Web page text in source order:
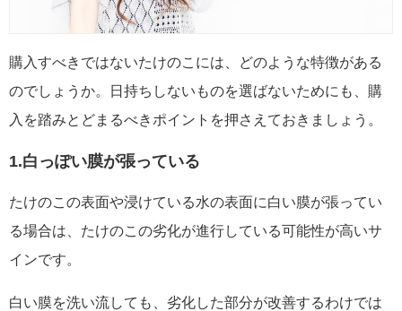
購入すべきではないたけのこには、どのような特徴がある
のでしょうか。日持ちしないものを選ばないためにも、購
入を踏みとどまるべきポイントを押さえておきましょう。
1.白っぽい膜が張っている
たけのこの表面や浸けている水の表面に白い膜が張ってい
る場合は、たけのこの劣化が進行している可能性が高いサ
インです。
白い膜を洗い流しても、劣化した部分が改善するわけでは